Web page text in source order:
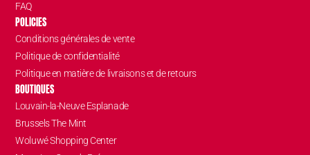
FAQ
POLICIES
Conditions générales de vente
Politique de confidentialité
Politique en matière de livraisons et de retours
BOUTIQUES
Louvain-la-Neuve Esplanade
Brussels The Mint
Woluwé Shopping Center